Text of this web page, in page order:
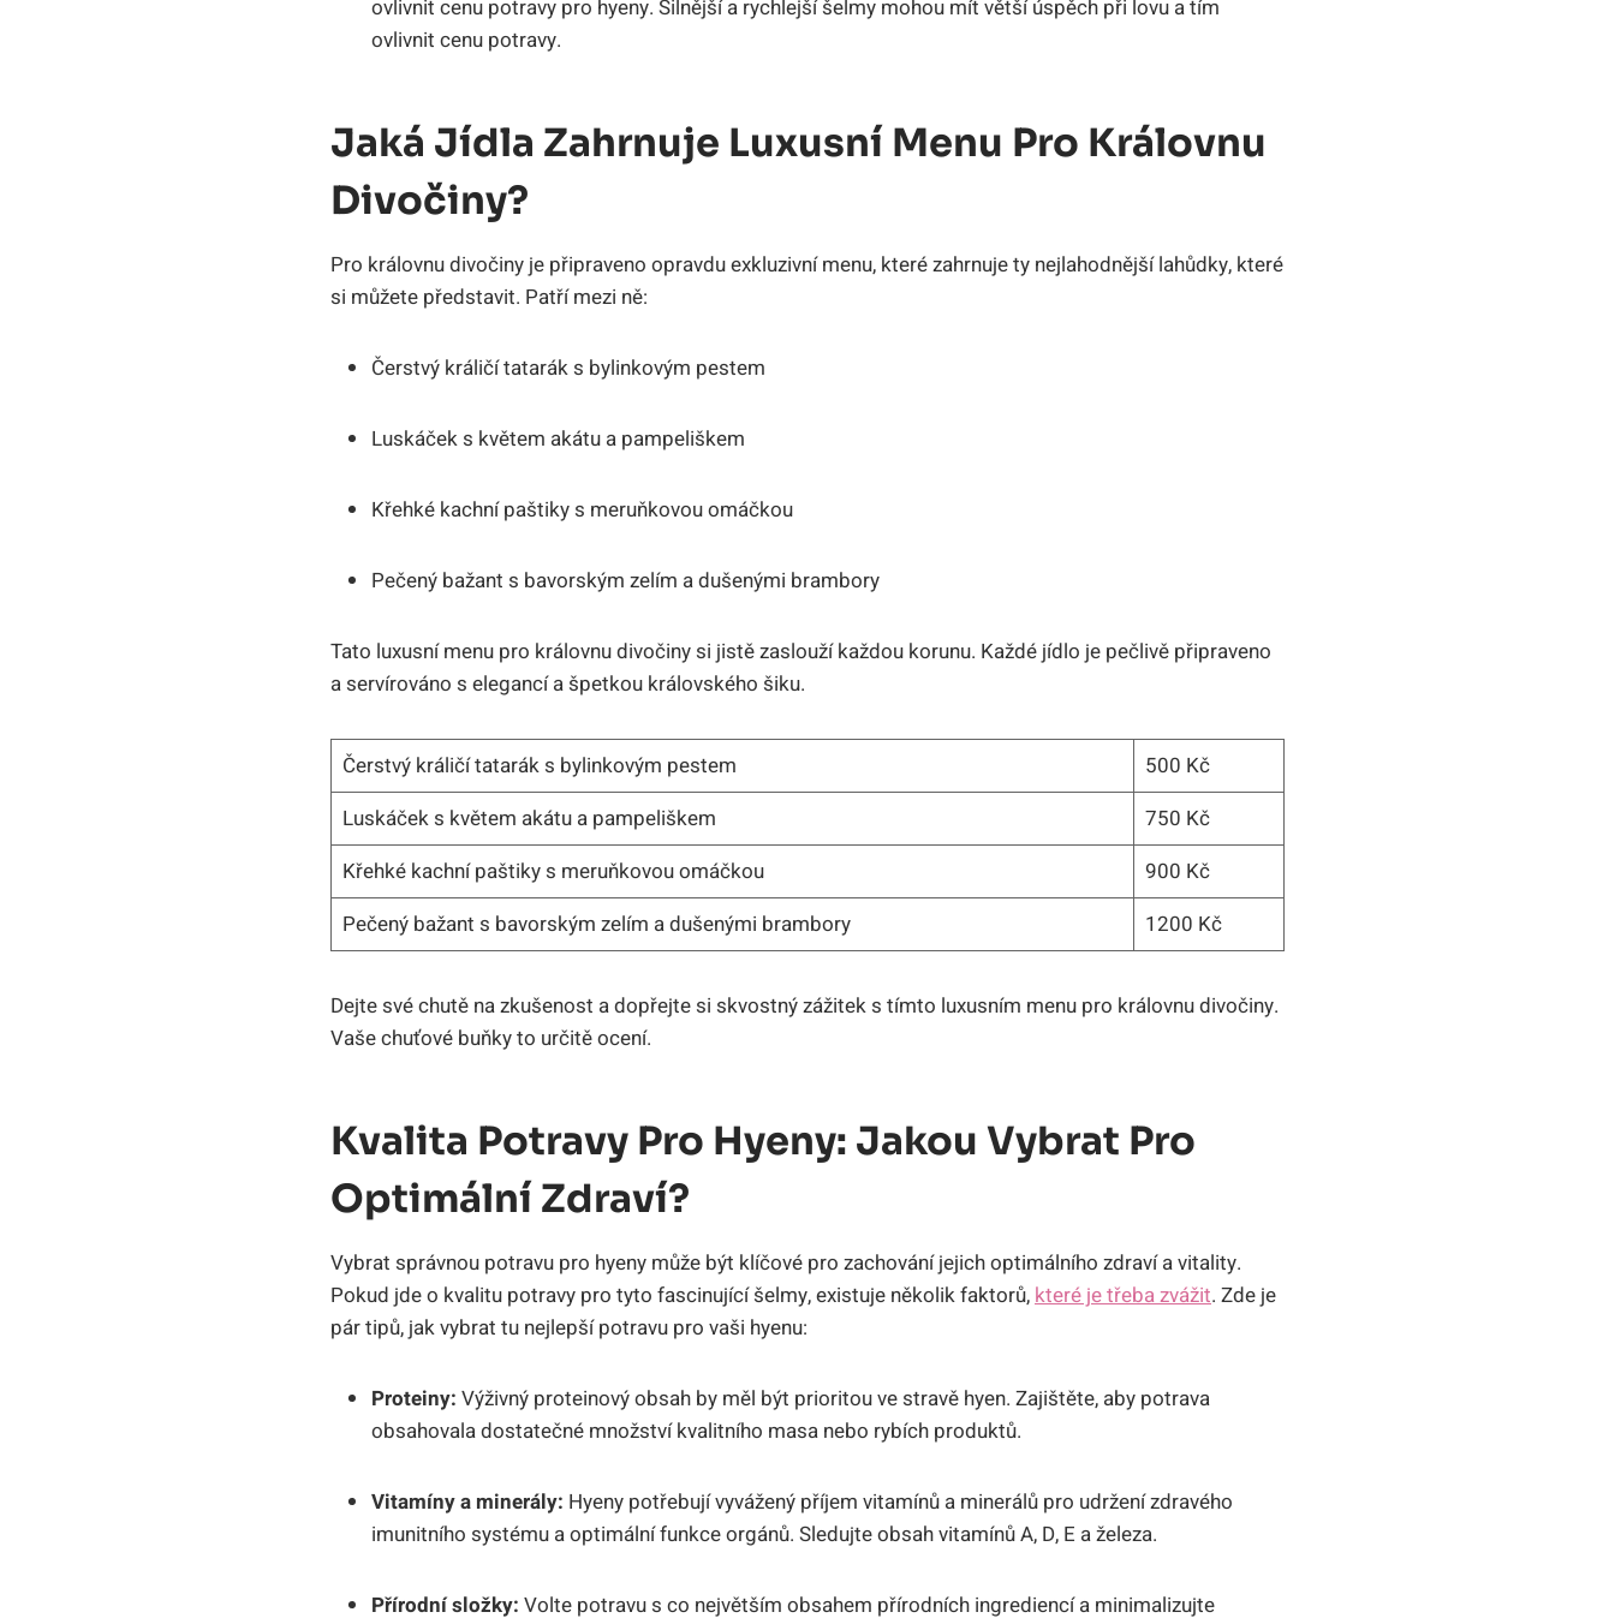
ovlivnit cenu potravy pro hyeny. Silnější a rychlejší šelmy mohou mít větší úspěch při lovu a tím
ovlivnit cenu potravy.
Jaká Jídla Zahrnuje Luxusní Menu Pro Královnu
Divočiny?
Pro královnu divočiny je připraveno opravdu exkluzivní menu, které zahrnuje ty nejlahodnější lahůdky, které
si můžete představit. Patří mezi ně:
Čerstvý králičí tatarák s bylinkovým pestem
Luskáček s květem akátu a pampeliškem
Křehké kachní paštiky s meruňkovou omáčkou
Pečený bažant s bavorským zelím a dušenými brambory
Tato luxusní menu pro královnu divočiny si jistě zaslouží každou korunu. Každé jídlo je pečlivě připraveno
a servírováno s elegancí a špetkou královského šiku.
Čerstvý králičí tatarák s bylinkovým pestem
500 Kč
Luskáček s květem akátu a pampeliškem
750 Kč
Křehké kachní paštiky s meruňkovou omáčkou
900 Kč
Pečený bažant s bavorským zelím a dušenými brambory
1200 Kč
Dejte své chutě na zkušenost a dopřejte si skvostný zážitek s tímto luxusním menu pro královnu divočiny.
Vaše chuťové buňky to určitě ocení.
Kvalita Potravy Pro Hyeny: Jakou Vybrat Pro
Optimální Zdraví?
Vybrat správnou potravu pro hyeny může být klíčové pro zachování jejich optimálního zdraví a vitality.
Pokud jde o kvalitu potravy pro tyto fascinující šelmy, existuje několik faktorů,které je třeba zvážit. Zde je
pár tipů, jak vybrat tu nejlepší potravu pro vaši hyenu:
Proteiny: Výživný proteinový obsah by měl být prioritou ve stravě hyen. Zajištěte, aby potrava
obsahovala dostatečné množství kvalitního masa nebo rybích produktů.
Vitamíny a minerály: Hyeny potřebují vyvážený příjem vitamínů a minerálů pro udržení zdravého
imunitního systému a optimální funkce orgánů. Sledujte obsah vitamínů A, D, E a železa.
Přírodní složky: Volte potravu s co největším obsahem přírodních ingrediencí a minimalizujte